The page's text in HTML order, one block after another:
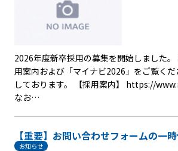
2026年度新卒採用の募集を開始しました
用案内および「マイナビ2026」をご覧くだ
しております。 【採用案内】 https://
なお…
【重要】お問い合わせフォームの一
お知らせ